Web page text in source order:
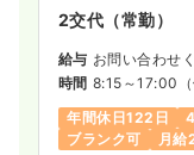
2交代（常勤）
給与 お問い合わせ
時間 8:15～17:00
年間休日122日
ブランク可
月給